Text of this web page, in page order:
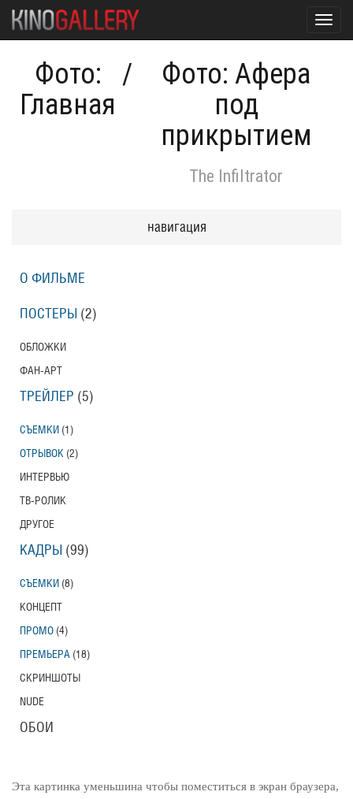
Фото:
Главная
/
Фото: Афера
под
прикрытием
The Infiltrator
Эта картинка уменьшина чтобы поместиться в экран браузера,
навигация
О ФИЛЬМЕ
ПОСТЕРЫ (2)
ОБЛОЖКИ
ФАН-АРТ
ТРЕЙЛЕР (5)
СЪЕМКИ (1)
ОТРЫВОК (2)
ИНТЕРВЬЮ
ТВ-РОЛИК
ДРУГОЕ
КАДРЫ (99)
СЪЕМКИ (8)
КОНЦЕПТ
ПРОМО (4)
ПРЕМЬЕРА (18)
СКРИНШОТЫ
NUDE
ОБОИ